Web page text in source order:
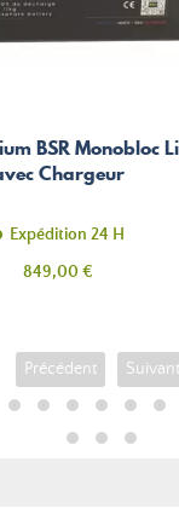
BSR Monobloc
Chargeur
Expédition 24 H
Prix
849,00 €
Précédent Suivant